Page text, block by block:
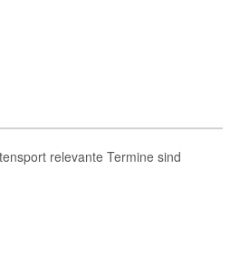
relevante Termine sind